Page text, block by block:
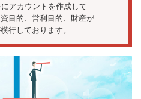
アカウントを作成して
目的、営利目的、財産が
行しております。